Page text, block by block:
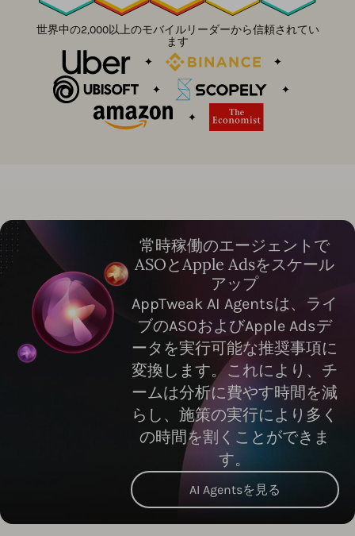
世界中の2,000以上のモバイルリーダーから信頼されてい
ます
常時稼働のエージェントで
ASOとApple Adsをスケール
アップ
AppTweak AI Agentsは、ライ
ブのASOおよびApple Adsデ
ータを実行可能な推奨事項に
変換します。これにより、チ
ームは分析に費やす時間を減
らし、施策の実行により多く
の時間を割くことができま
す。
AI Agentsを見る